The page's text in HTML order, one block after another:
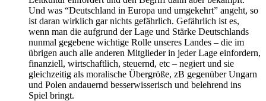
Und was “Deutschland in Europa und umgekehrt” angeht, so
ist daran wirklich gar nichts gefährlich. Gefährlich ist es,
wenn man die aufgrund der Lage und Stärke Deutschlands
nunmal gegebene wichtige Rolle unseres Landes – die im
übrigen auch alle anderen Mitglieder in jeder Lage einfordern,
finanziell, wirtschaftlich, steuernd, etc – negiert und sie
gleichzeitig als moralische Übergröße, zB gegenüber Ungarn
und Polen andauernd besserwisserisch und belehrend ins
Spiel bringt.